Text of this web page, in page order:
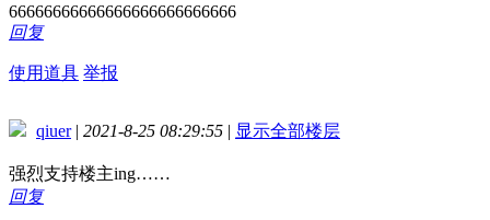
66666666666666666666666666
回复
使用道具 举报
qiuer | 2021-8-25 08:29:55 | 显示全部楼层
强烈支持楼主ing……
回复